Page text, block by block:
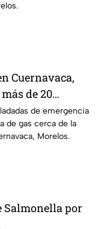
Cuernavaca,
de 20
de emergencia
de gas cerca de la
Morelos.
Salmonella por